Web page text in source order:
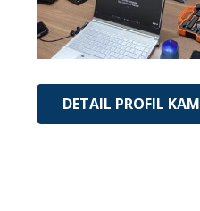
DETAIL PROFIL